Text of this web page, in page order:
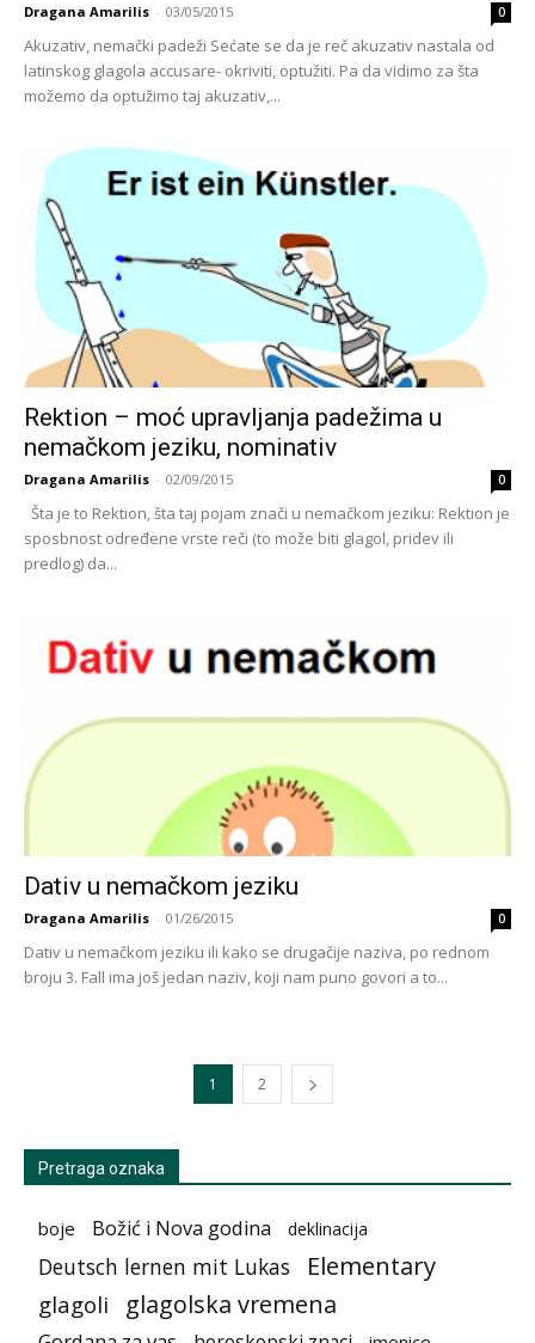
Dragana Amarilis - 03/05/2015 0
Akuzativ, nemački padeži Sećate se da je reč akuzativ nastala od
latinskog glagola accusare- okriviti, optužiti. Pa da vidimo za šta
možemo da optužimo taj akuzativ,...
Rektion – moć upravljanja padežima u
nemačkom jeziku, nominativ
Dragana Amarilis - 02/09/2015 0
Šta je to Rektion, šta taj pojam znači u nemačkom jeziku: Rektion je
sposbnost određene vrste reči (to može biti glagol, pridev ili
predlog) da...
Dativ u nemačkom jeziku
Dragana Amarilis - 01/26/2015 0
Dativ u nemačkom jeziku ili kako se drugačije naziva, po rednom
broju 3. Fall ima još jedan naziv, koji nam puno govori a to...
1 2
Pretraga oznaka
boje Božić i Nova godina deklinacija
Deutsch lernen mit Lukas Elementary
glagoli glagolska vremena